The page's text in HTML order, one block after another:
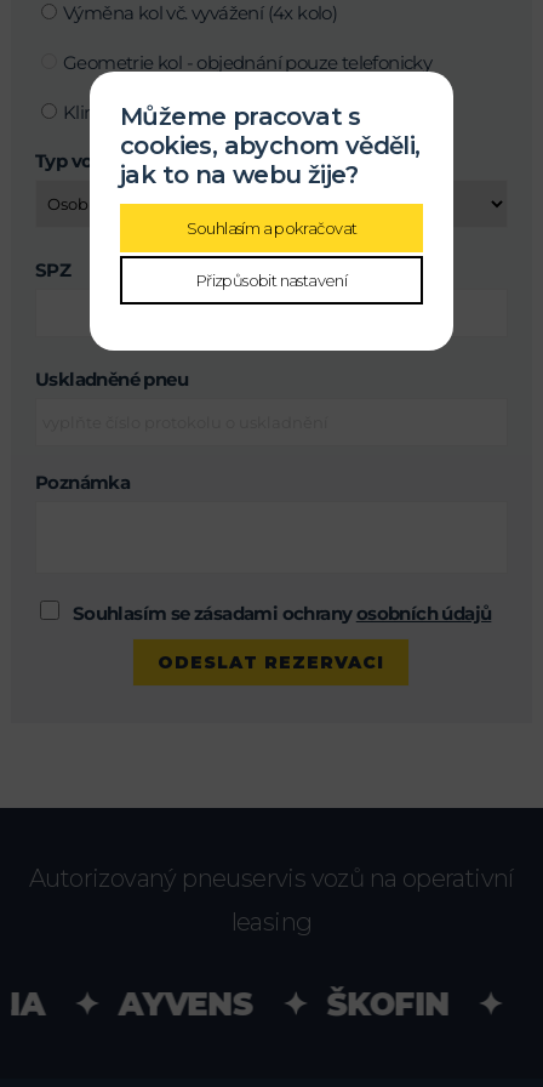
Výměna kol vč. vyvážení (4x kolo)
Geometrie kol - objednání pouze telefonicky
Klimatizace
Typ vozu
SPZ
Uskladněné pneu
Poznámka
Souhlasím se zásadami ochranyosobních údajů
Autorizovaný pneuservis vozů na operativní
leasing
✦ AYVENS ✦ ŠKOFIN ✦
Můžeme pracovat s
cookies, abychom věděli,
jak to na webu žije?
Souhlasím a pokračovat
Přizpůsobit nastavení